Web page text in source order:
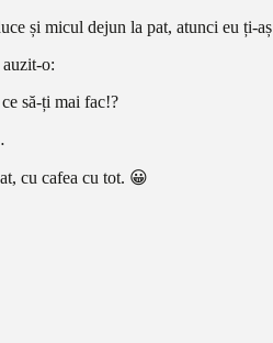
și micul dejun la pat, atunci eu ți-
o:
să-ți mai fac!?
cu cafea cu tot. 😀